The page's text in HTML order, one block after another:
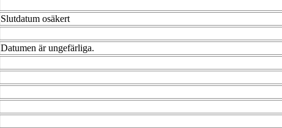
Slutdatum osäkert
Datumen är ungefärliga.